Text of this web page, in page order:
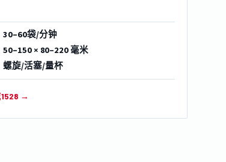
30–60袋/分钟
50–150 × 80–220 毫米
螺旋/活塞/量杯
→